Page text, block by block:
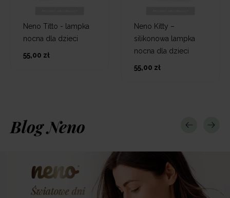
Neno Titto - lampka
nocna dla dzieci
55,00 zł
Neno Kitty –
silikonowa lampka
nocna dla dzieci
55,00 zł
Blog Neno